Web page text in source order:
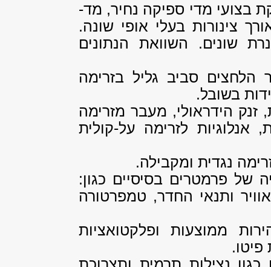
בצועי מדי ספיקה נחיר, מד-
צינורות בעלי אופי שונה.
שונים. השוואת הנתונים
הלחצים סביב גליל בזרימה
בשובל.
זנק הידראולי, מעבר מזרימה
אנלוגיות לזרימה על-קולית
נגדית ומקבילה.
של פרמטרים בסיסיים כגון:
ותנאי החדר, טמפרטורה
ממוצעות ופלקטואציות